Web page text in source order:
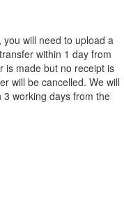
will need to upload a
within 1 day from
is made but no receipt is
will be cancelled. We will
working days from the